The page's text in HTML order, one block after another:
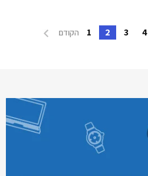
4
3
2
1 הקודם